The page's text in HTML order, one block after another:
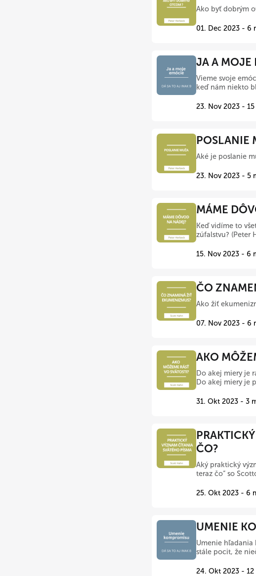
Ako byť dobrým
01. Dec 2023 - 6
JA A MOJE
Vieme svoje
keď nám niekto
23. Nov 2023 -
POSLANIE
Aké je poslanie
23. Nov 2023 - 5
MÁME
Keď vidíme to
zúfalstvu? (Peter
15. Nov 2023 - 6
ČO
Ako žiť
07. Nov 2023 - 6
AKO
Do akej miery je
Do akej miery je
31. Okt 2023 - 3
ČO?
Aký praktický
teraz čo“ so
25. Okt 2023 - 6
UMENIE
Umenie hľadania
stále pocit, že
24. Okt 2023 -